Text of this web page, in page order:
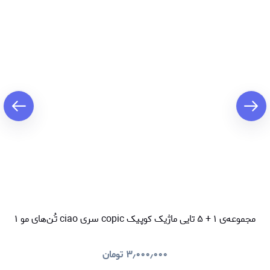
مجموعه‌ی ۱ + ۵ تایی ماژیک کوپیک copic سری ciao تُن‌های مو ۱
۳٫۰۰۰٫۰۰۰ تومان